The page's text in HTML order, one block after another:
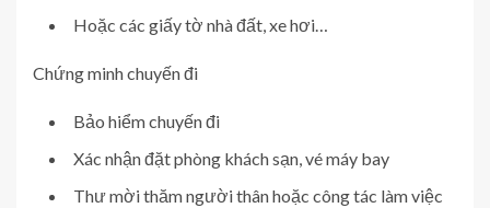
Hoặc các giấy tờ nhà đất, xe hơi…
Chứng minh chuyến đi
Bảo hiểm chuyến đi
Xác nhận đặt phòng khách sạn, vé máy bay
Thư mời thăm người thân hoặc công tác làm việc